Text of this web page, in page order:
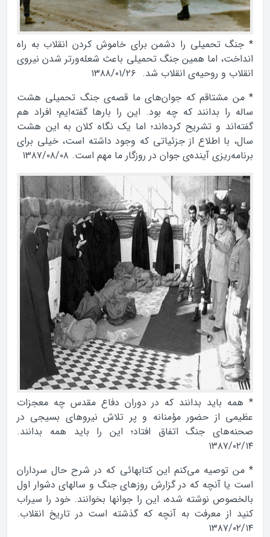
* جنگ تحميلى را دشمن براى خاموش كردن انقلاب به راه
انداخت، اما همين جنگ تحميلى باعث شعله‌ورتر شدن نيروى
انقلاب و روحيه‌ى انقلاب شد. ۱۳۸۸/۰۱/۲۶
* من مشتاقم كه جوان‌هاى ما قصه‌ى جنگ تحميلى هشت
ساله را بدانند كه چه بود. اين را بارها گفته‌ايم؛ افراد هم
گفته‌اند و تشريح كرده‌اند؛ اما يك نگاه كلان به اين هشت
سال، با اطلاع از جزئياتى كه وجود داشته است، خيلى براى
برنامه‌ريزى آينده‌ى جوان در روزگار ما مهم است. ۱۳۸۷/۰۸/۰۸
* همه بايد بدانند كه در دوران دفاع مقدس چه معجزات
عظيمی از حضور مؤمنانه و پر تلاش نيروهای بسيجی در
صحنه‌های جنگ اتفاق افتاد؛ اين را بايد همه بدانند.
۱۳۸۷/۰۲/۱۴
* من توصيه مي‌كنم اين كتابهائی كه در شرح حال سرداران
است يا آنچه كه در گزارش روزهای جنگ و سالهای دشوار اول
بالخصوص نوشته شده، اين را جوانها بخوانند. خود را سيراب
كنيد از معرفت به آنچه كه گذشته است در تاريخ انقلاب.
۱۳۸۷/۰۲/۱۴